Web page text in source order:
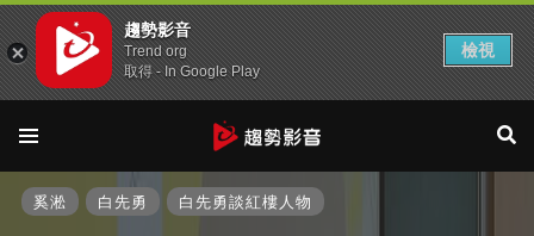
奚淞 白先勇 白先勇談紅樓人物
趨勢影音
Trend org
取得 - In Google Play
檢視